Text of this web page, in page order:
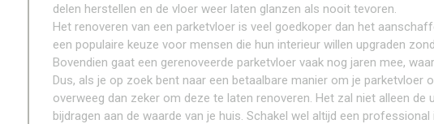
delen herstellen en de vloer weer laten glanzen als nooit tevoren.
Het renoveren van een parketvloer is veel goedkoper dan het
een populaire keuze voor mensen die hun interieur willen upgraden
Bovendien gaat een gerenoveerde parketvloer vaak nog jaren mee,
Dus, als je op zoek bent naar een betaalbare manier om je parketvloer
overweeg dan zeker om deze te laten renoveren. Het zal niet alleen
bijdragen aan de waarde van je huis. Schakel wel altijd een